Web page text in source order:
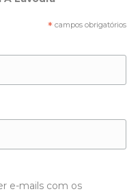
* campos obrigatórios
e-mails com os